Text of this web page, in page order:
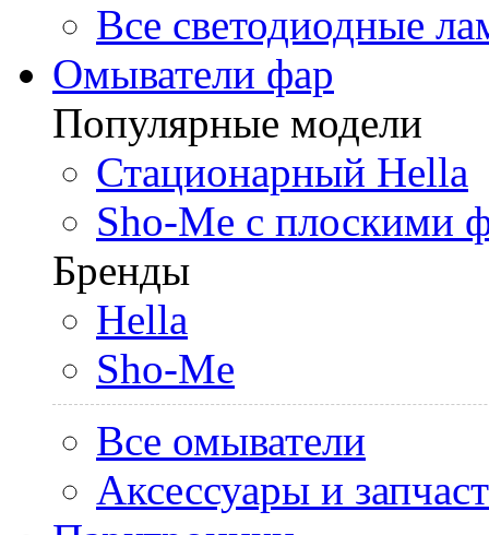
Все светодиодные
Омыватели фар
Популярные модели
Стационарный Hella
Sho-Me с плоскими
Бренды
Hella
Sho-Me
Все омыватели
Аксессуары и